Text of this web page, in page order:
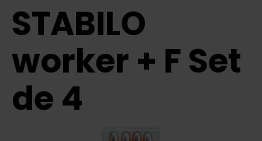
STABILO
worker + F Set
de 4
component.cms.imageGallery.skipImageGallery